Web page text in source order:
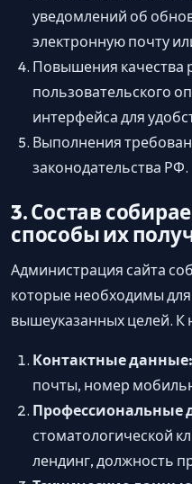
уведомлений об
электронную почту
Повышения качества
пользовательского
интерфейса для
Выполнения
законодательства РФ.
3. Состав
способы их
Администрация сайта
которые необходимы
вышеуказанных целей. К
Контактные данные:
почты, номер
Профессиональные
стоматологической
лендинг, должность